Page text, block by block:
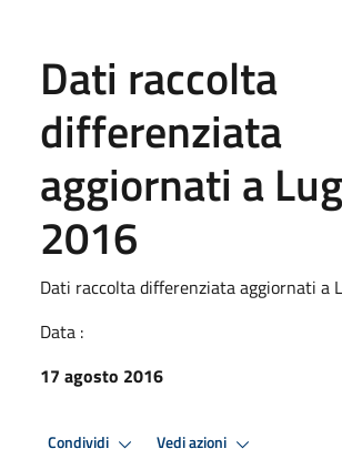
Dati raccolta
differenziata
aggiornati a
2016
Dati raccolta differenziata aggiornati a
Data :
17 agosto 2016
Condividi Vedi azioni